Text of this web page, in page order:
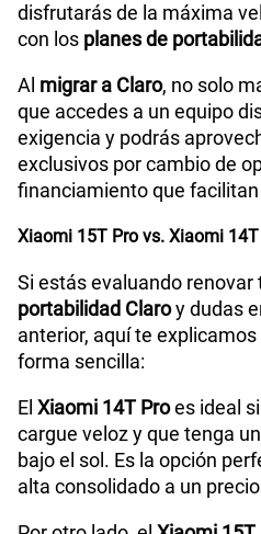
disfrutarás de la máxima
con los planes de
Al migrar a Claro, no solo
que accedes a un equipo
exigencia y podrás
exclusivos por cambio de
financiamiento que
Xiaomi 15T Pro vs. Xiaomi
Si estás evaluando
portabilidad Claroy dudas
anterior, aquí te
forma sencilla:
El Xiaomi 14T Proes ideal
cargue veloz y que tenga
bajo el sol. Es la opción
alta consolidado a un